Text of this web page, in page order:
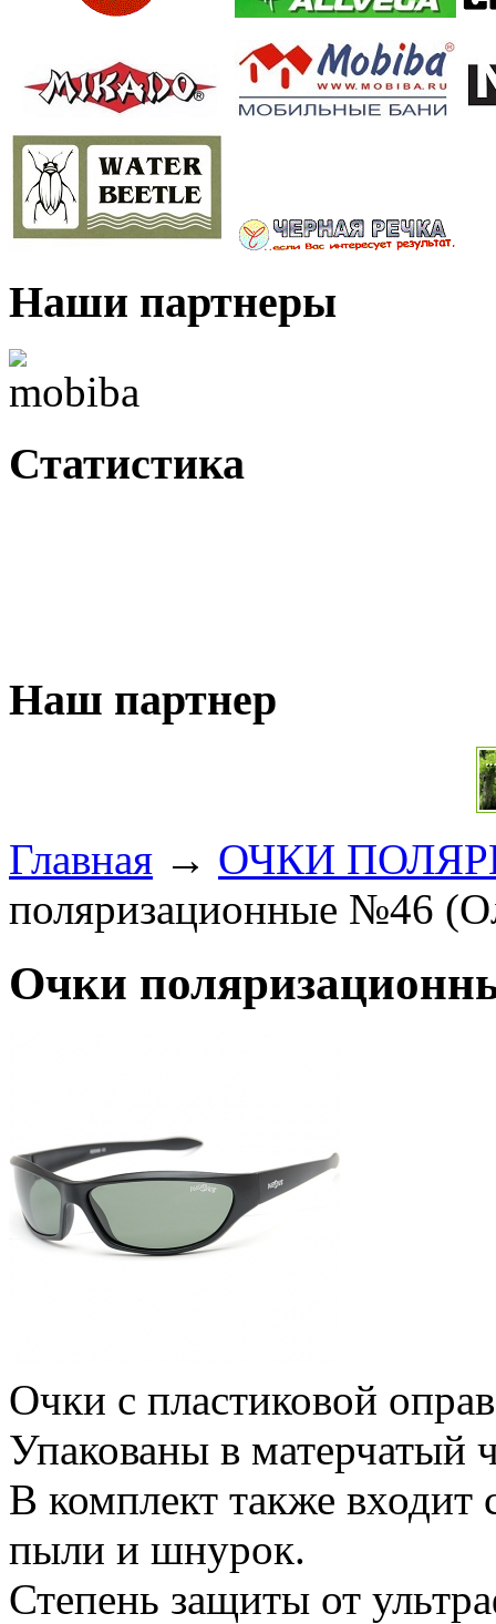
Наши партнеры
Статистика
Наш партнер
Главная → ОЧКИ
поляризационные №46
Очки
Очки с пластиковой
Упакованы в матерчатый
В комплект также входит
пыли и шнурок.
Степень защиты от